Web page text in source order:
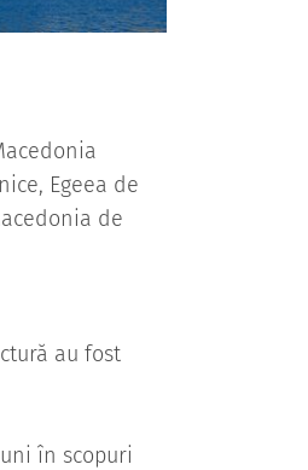
Egeea de
de
au fost
în scopuri